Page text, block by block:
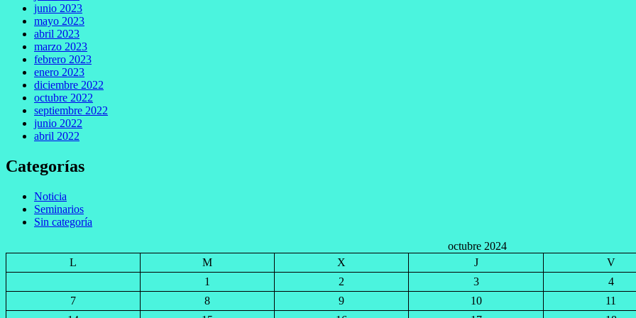
junio 2023
mayo 2023
abril 2023
marzo 2023
febrero 2023
enero 2023
diciembre 2022
octubre 2022
septiembre 2022
junio 2022
abril 2022
Categorías
Noticia
Seminarios
Sin categoría
octubre 2024
L
M X J V
1
2 3 4
7
8 9 10 11